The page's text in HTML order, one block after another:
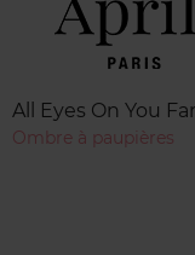
All Eyes On You
Ombre à paupières